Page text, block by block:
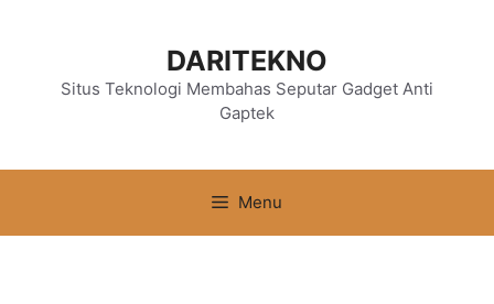
DARITEKNO
Situs Teknologi Membahas Seputar Gadget Anti
Gaptek
Menu